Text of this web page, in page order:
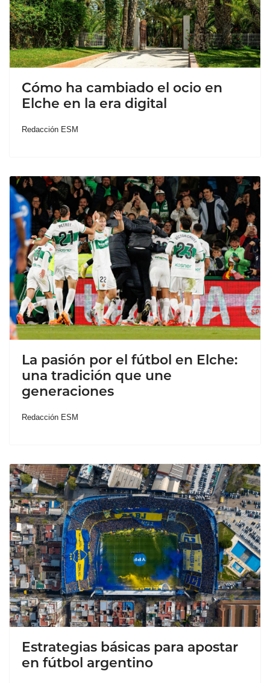
Cómo ha cambiado el ocio en
Elche en la era digital
Redacción ESM
La pasión por el fútbol en Elche:
una tradición que une
generaciones
Redacción ESM
Estrategias básicas para apostar
en fútbol argentino